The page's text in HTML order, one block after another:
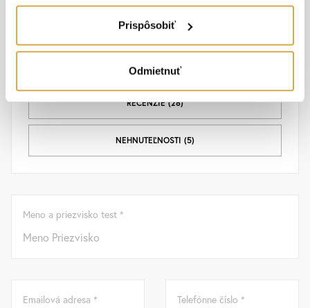
Prispôsobiť
Odmietnuť
+421 904 688 590
i.zak@hestiareal.sk
RECENZIE (28)
NEHNUTEĽNOSTI (5)
Meno a priezvisko test *
Emailová adresa * Telefónne číslo *